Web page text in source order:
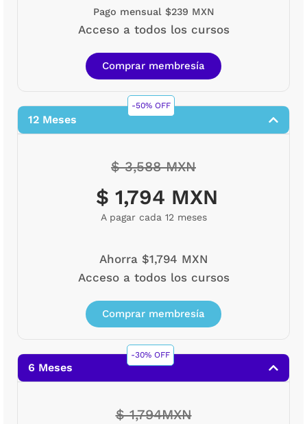
Pago mensual $239 MXN
Acceso a todos los cursos
Comprar membresía
-50% OFF
12 Meses
$ 3,588 MXN
$ 1,794 MXN
A pagar cada 12 meses
Ahorra $1,794 MXN
Acceso a todos los cursos
Comprar membresía
-30% OFF
6 Meses
$ 1,794MXN